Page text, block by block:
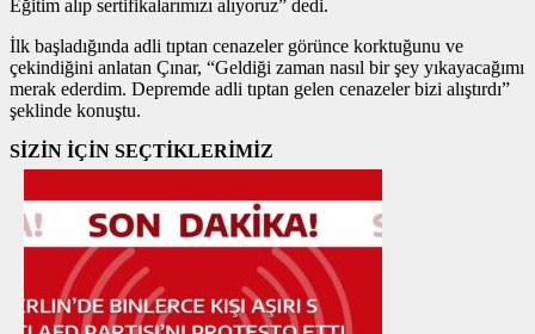
Eğitim alıp sertifikalarımızı alıyoruz” dedi.
İlk başladığında adli tıptan cenazeler görünce korktuğunu ve
çekindiğini anlatan Çınar, “Geldiği zaman nasıl bir şey yıkayacağımı
merak ederdim. Depremde adli tıptan gelen cenazeler bizi alıştırdı”
şeklinde konuştu.
SİZİN İÇİN SEÇTİKLERİMİZ